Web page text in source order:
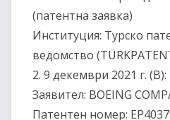
(патентна заявка)
Институция: Турско
ведомство
2.⁠ ⁠9 декември 2021 г. (B):
Заявител: BOEING
Патентен номер: